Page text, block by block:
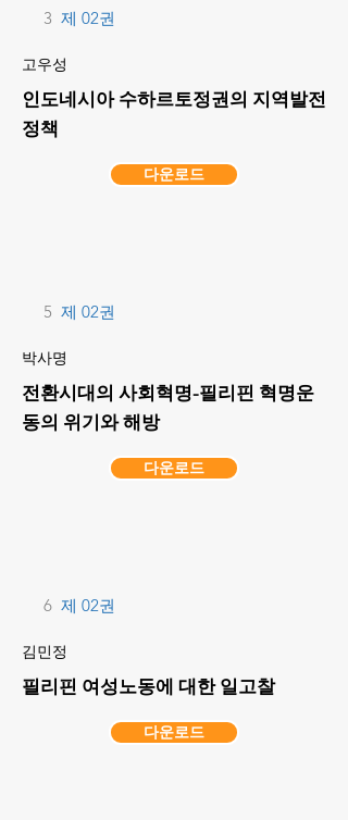
3 제 02권
고우성
인도네시아 수하르토정권의 지역발전
정책
다운로드
5 제 02권
박사명
전환시대의 사회혁명-필리핀 혁명운
동의 위기와 해방
다운로드
6 제 02권
김민정
필리핀 여성노동에 대한 일고찰
다운로드